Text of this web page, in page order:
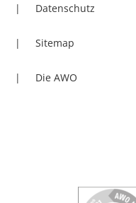
Datenschutz
Sitemap
Die AWO